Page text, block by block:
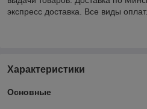
экспресс доставка. Все виды
Характеристики
Основные